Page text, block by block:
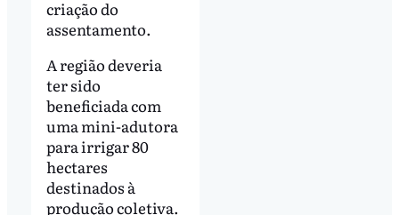
criação do
assentamento.
A região deveria
ter sido
beneficiada com
uma mini-adutora
para irrigar 80
hectares
destinados à
produção coletiva.